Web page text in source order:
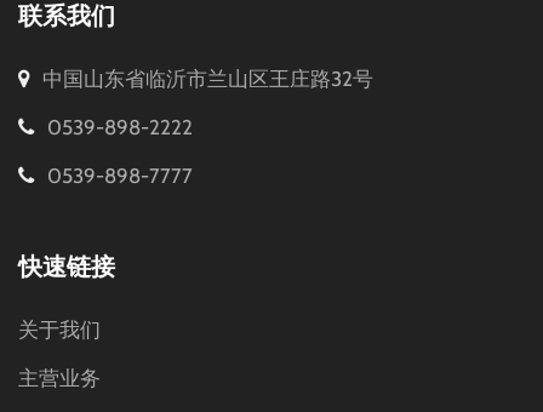
联系我们
中国山东省临沂市兰山区王庄路32号
0539-898-2222
0539-898-7777
快速链接
关于我们
主营业务